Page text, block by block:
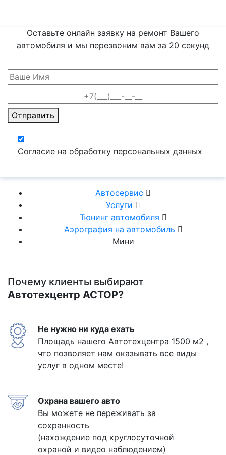
Оставьте онлайн заявку на ремонт Вашего
автомобиля и мы перезвоним вам за 20 секунд
Отправить
Согласие на обработку персональных данных
Автосервис
Услуги
Тюнинг автомобиля
Аэрография на автомобиль
Мини
Почему клиенты выбирают
Автотехцентр АСТОР?
Не нужно ни куда ехать
Площадь нашего Автотехцентра 1500 м2 ,
что позволяет нам оказывать все виды
услуг в одном месте!
Охрана вашего авто
Вы можете не переживать за
сохранность
(нахождение под круглосуточной
охраной и видео наблюдением)